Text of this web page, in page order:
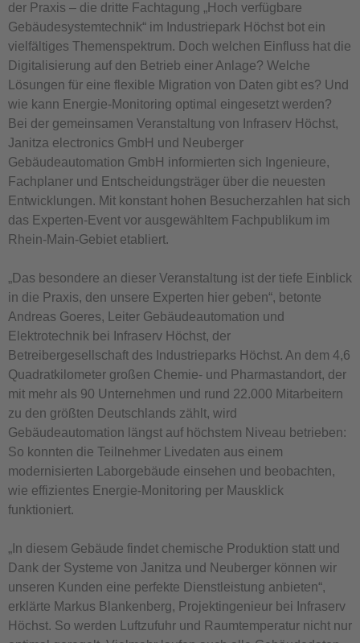
der Praxis – die dritte Fachtagung „Hoch verfügbare
Gebäudesystemtechnik“ im Industriepark Höchst bot ein
vielfältiges Themenspektrum. Doch welchen Einfluss hat die
Digitalisierung auf den Betrieb einer Anlage? Welche
Lösungen für eine flexible Migration von Daten gibt es? Und
wie kann Energie-Monitoring optimal eingesetzt werden?
Bei der gemeinsamen Veranstaltung von Infraserv Höchst,
Janitza electronics GmbH und Neuberger
Gebäudeautomation GmbH informierten sich Ingenieure,
Fachplaner und Entscheidungsträger über die neuesten
Entwicklungen. Mit konstant hohen Besucherzahlen hat sich
das Experten-Event vor ausgewähltem Fachpublikum im
Rhein-Main-Gebiet etabliert.
„Das besondere an dieser Veranstaltung ist der tiefe Einblick
in die Praxis, den unsere Experten hier geben“, betonte
Andreas Goeres, Leiter Gebäudeautomation und
Elektrotechnik bei Infraserv Höchst, der
Betreibergesellschaft des Industrieparks Höchst. An dem 4,6
Quadratkilometer großen Chemie- und Pharmastandort, der
mit mehr als 90 Unternehmen und rund 22.000 Mitarbeitern
zu den größten Deutschlands zählt, wird
Gebäudeautomation längst auf höchstem Niveau betrieben:
So konnten die Teilnehmer Livedaten aus einem
modernisierten Laborgebäude einsehen und beobachten,
wie effizientes Energie-Monitoring per Mausklick
funktioniert.
„In diesem Gebäude findet chemische Produktion statt und
Dank der Systeme von Janitza und Neuberger können wir
unseren Kunden eine perfekte Dienstleistung anbieten“,
erklärte Markus Blankenberg, Projektingenieur bei Infraserv
Höchst. So werden Luftzufuhr und Raumtemperatur nicht nur